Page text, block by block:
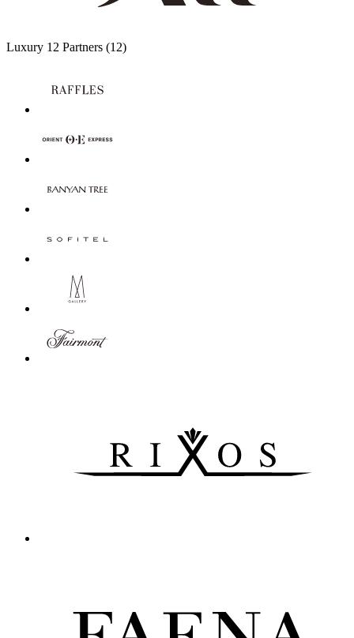
Luxury 12 Partners (12)